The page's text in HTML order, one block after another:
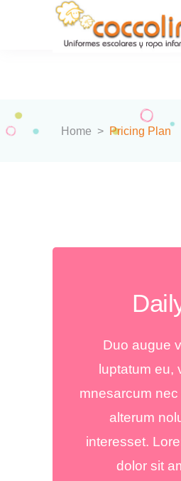
Home > Pricing Plan
Duo augue
luptatum eu,
mnesarcum nec
alterum
interesset.
dolor sit